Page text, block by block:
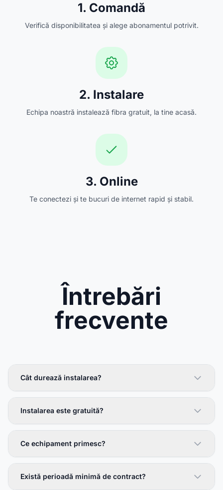
1. Comandă
Verifică disponibilitatea și alege abonamentul potrivit.
2. Instalare
Echipa noastră instalează fibra gratuit, la tine acasă.
3. Online
Te conectezi și te bucuri de internet rapid și stabil.
Întrebări
frecvente
Cât durează instalarea?
Instalarea este gratuită?
Ce echipament primesc?
Există perioadă minimă de contract?